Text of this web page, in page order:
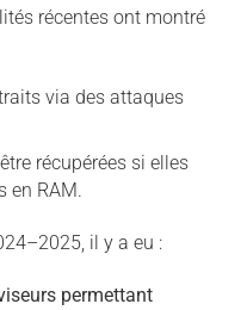
récentes ont montré
via des attaques
récupérées si elles
en RAM.
il y a eu :
permettant